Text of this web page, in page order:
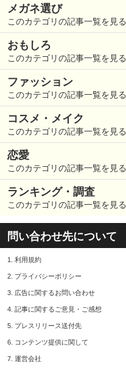
メガネ選び
このカテゴリの記事一覧を見る
おもしろ
このカテゴリの記事一覧を見る
ファッション
このカテゴリの記事一覧を見る
コスメ・メイク
このカテゴリの記事一覧を見る
恋愛
このカテゴリの記事一覧を見る
ランキング・調査
このカテゴリの記事一覧を見る
問い合わせ先について
1. 利用規約
2. プライバシーポリシー
3. 広告に関するお問い合わせ
4. 記事に関するご意見・ご感想
5. プレスリリース送付先
6. コンテンツ提供に関して
7. 運営会社